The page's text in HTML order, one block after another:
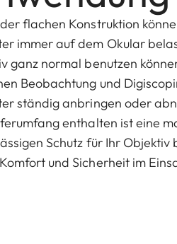
flachen Konstruktion
immer auf dem Okular
ganz normal benutzen
Beobachtung und
ständig anbringen oder
enthalten ist eine
Schutz für Ihr
und Sicherheit im